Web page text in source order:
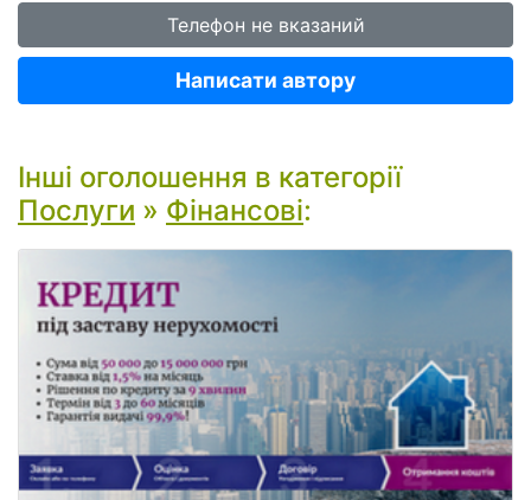
Телефон не вказаний
Написати автору
Інші оголошення в категорії
Послуги » Фінансові: